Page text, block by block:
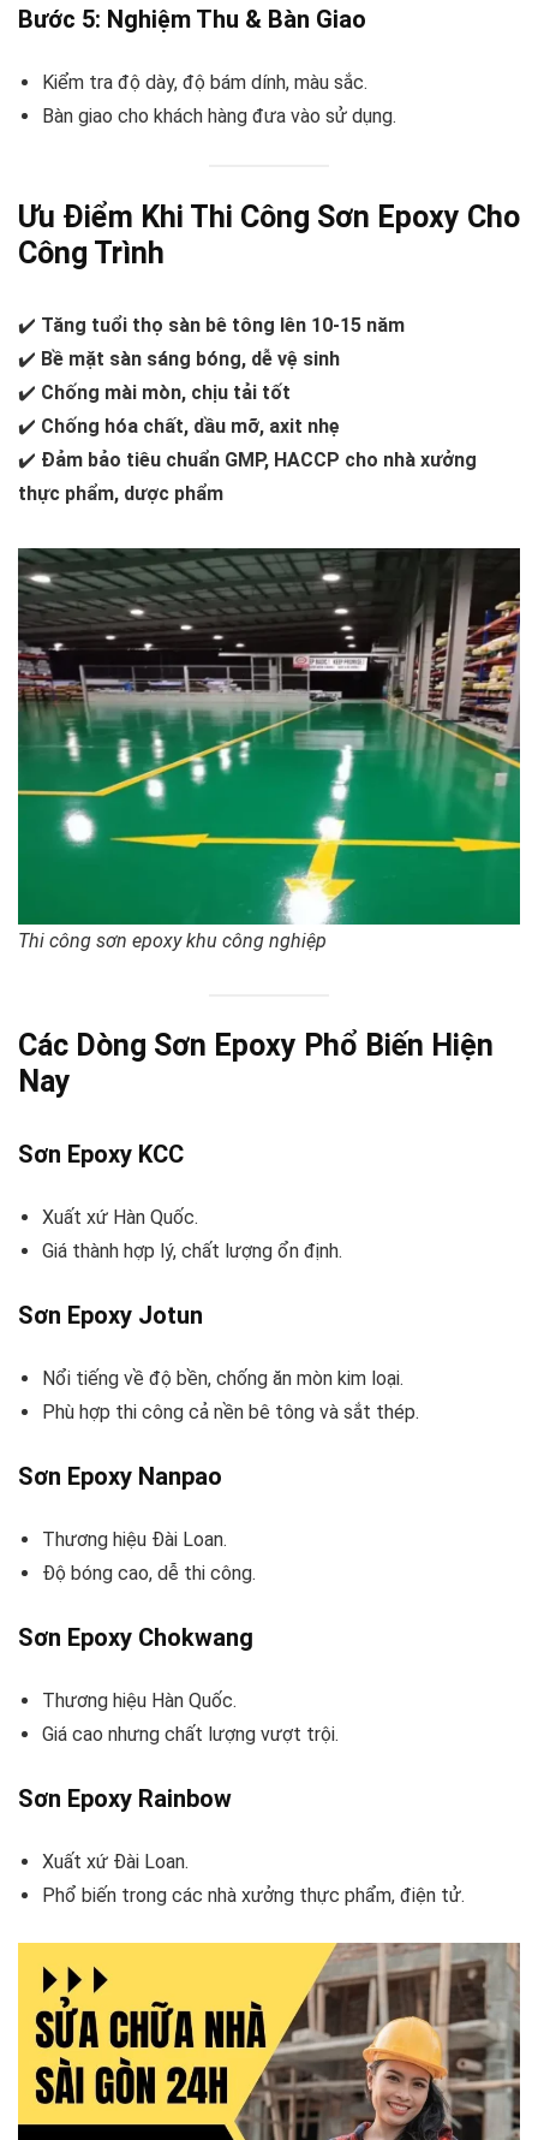
Bước 5: Nghiệm Thu & Bàn Giao
Kiểm tra độ dày, độ bám dính, màu sắc.
Bàn giao cho khách hàng đưa vào sử dụng.
Ưu Điểm Khi Thi Công Sơn Epoxy Cho
Công Trình
✔️ Tăng tuổi thọ sàn bê tông lên 10-15 năm
✔️ Bề mặt sàn sáng bóng, dễ vệ sinh
✔️ Chống mài mòn, chịu tải tốt
✔️ Chống hóa chất, dầu mỡ, axit nhẹ
✔️ Đảm bảo tiêu chuẩn GMP, HACCP cho nhà xưởng
thực phẩm, dược phẩm
Thi công sơn epoxy khu công nghiệp
Các Dòng Sơn Epoxy Phổ Biến Hiện
Nay
Sơn Epoxy KCC
Xuất xứ Hàn Quốc.
Giá thành hợp lý, chất lượng ổn định.
Sơn Epoxy Jotun
Nổi tiếng về độ bền, chống ăn mòn kim loại.
Phù hợp thi công cả nền bê tông và sắt thép.
Sơn Epoxy Nanpao
Thương hiệu Đài Loan.
Độ bóng cao, dễ thi công.
Sơn Epoxy Chokwang
Thương hiệu Hàn Quốc.
Giá cao nhưng chất lượng vượt trội.
Sơn Epoxy Rainbow
Xuất xứ Đài Loan.
Phổ biến trong các nhà xưởng thực phẩm, điện tử.